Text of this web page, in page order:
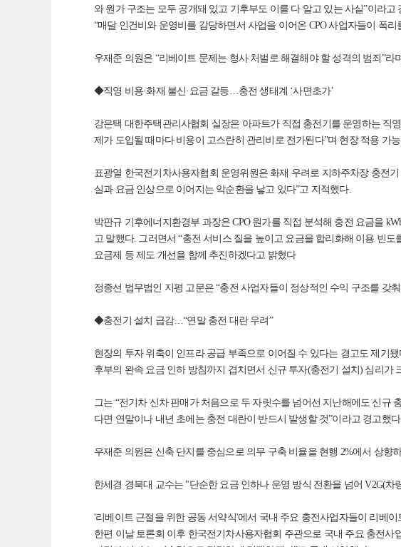
와 원가 구조는 모두 공개돼 있고 기후부도 이를 다 알고 있는 사실”이라
“매달 인건비와 운영비를 감당하면서 사업을 이어온 CPO 사업자들이 폭
우재준 의원은 “리베이트 문제는 형사 처벌로 해결해야 할 성격의 범죄”
◆직영 비용·화재 불신·요금 갈등…충전 생태계 ‘사면초가’
강은택 대한주택관리사협회 실장은 아파트가 직접 충전기를 운영하는 직
제가 도입될 때마다 비용이 고스란히 관리비로 전가된다”며 현장 적용 가
표광열 한국전기차사용자협회 운영위원은 화재 우려로 지하주차장 충전
실과 요금 인상으로 이어지는 악순환을 낳고 있다”고 지적했다.
박판규 기후에너지환경부 과장은 CPO 원가를 직접 분석해 충전 요금을
고 말했다. 그러면서 “충전 서비스 질을 높이고 요금을 합리화해 이용 빈
요금제 등 제도 개선을 함께 추진하겠다고 밝혔다
정종선 법무법인 지평 고문은 “충전 사업자들이 정상적인 수익 구조를 갖
◆충전기 설치 급감…“연말 충전 대란 우려”
현장의 투자 위축이 인프라 공급 부족으로 이어질 수 있다는 경고도 제기
후부의 완속 요금 인하 방침까지 겹치면서 신규 투자(충전기 설치) 심리가
그는 “전기차 신차 판매가 처음으로 두 자릿수를 넘어선 지난해에도 신규
다면 연말이나 내년 초에는 충전 대란이 반드시 발생할 것”이라고 경고했
우재준 의원은 신축 단지를 중심으로 의무 구축 비율을 현행 2%에서 상향
한세경 경북대 교수는 "단순한 요금 인하나 운영 방식 전환을 넘어 V2G(
'리베이트 근절을 위한 공동 서약식'에서 국내 주요 충전사업자들이 리베
한편 이날 토론회 이후 한국전기차사용자협회 주관으로 국내 주요 충전